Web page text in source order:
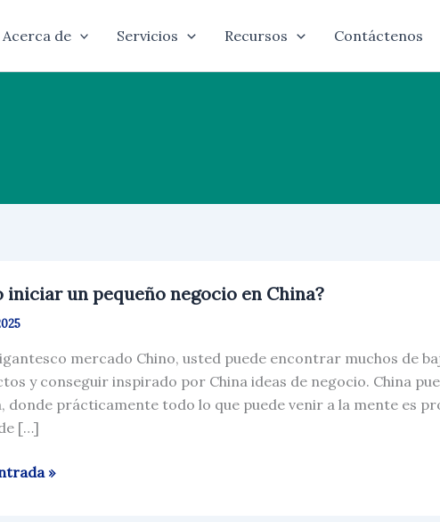
Acerca de Servicios Recursos Contáctenos
iniciar un pequeño negocio en China?
mercado Chino, usted puede encontrar muchos de
y conseguir inspirado por China ideas de negocio. China
donde prácticamente todo lo que puede venir a la mente es
[…]
»